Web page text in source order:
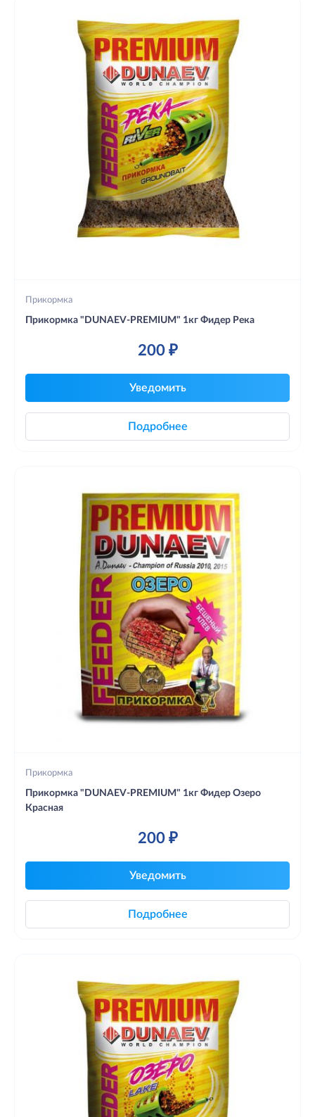
Прикормка
Прикормка "DUNAEV-PREMIUM" 1кг Фидер Река
200 ₽
Уведомить
Подробнее
Прикормка
Прикормка "DUNAEV-PREMIUM" 1кг Фидер Озеро
Красная
200 ₽
Уведомить
Подробнее